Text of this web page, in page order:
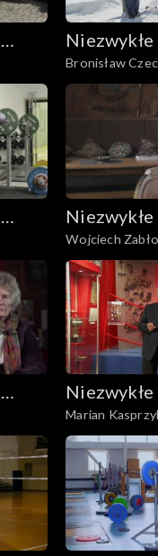
Biało-
Bronisław
Biało-
Wojciech
Biało-
Marian